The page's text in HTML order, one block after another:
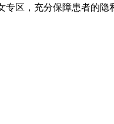
区，充分保障患者的隐